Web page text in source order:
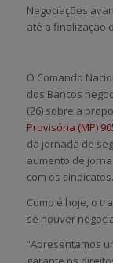
Negociações
até a finalização
O Comando
dos Bancos
(26) sobre a
Provisória (MP)
da jornada de
aumento de
com os sindicatos.
Como é hoje, o
se houver
“Apresentamos